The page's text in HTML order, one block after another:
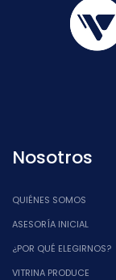
Nosotros
QUIÉNES SOMOS
ASESORÍA INICIAL
¿POR QUÉ ELEGIRNOS?
VITRINA PRODUCE